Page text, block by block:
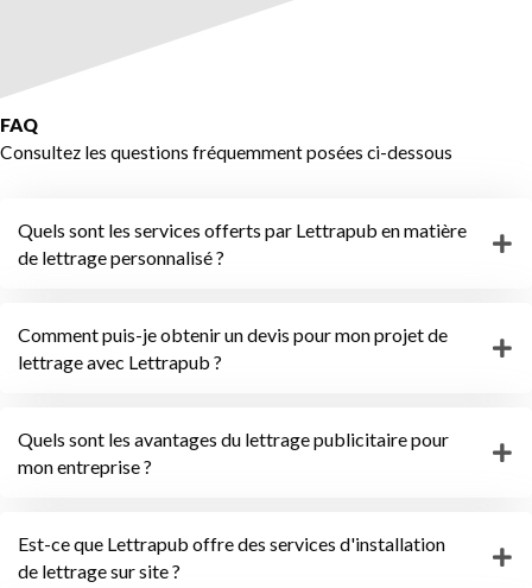
FAQ
Consultez les questions fréquemment posées ci-dessous
Quels sont les services offerts par Lettrapub en matière
de lettrage personnalisé ?
Comment puis-je obtenir un devis pour mon projet de
lettrage avec Lettrapub ?
Quels sont les avantages du lettrage publicitaire pour
mon entreprise ?
Est-ce que Lettrapub offre des services d'installation
de lettrage sur site ?